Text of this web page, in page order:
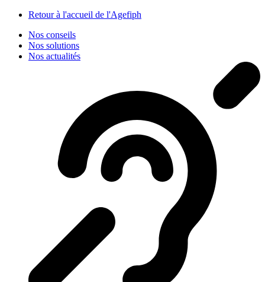
Retour à l'accueil de l'Agefiph
Nos conseils
Nos solutions
Nos actualités